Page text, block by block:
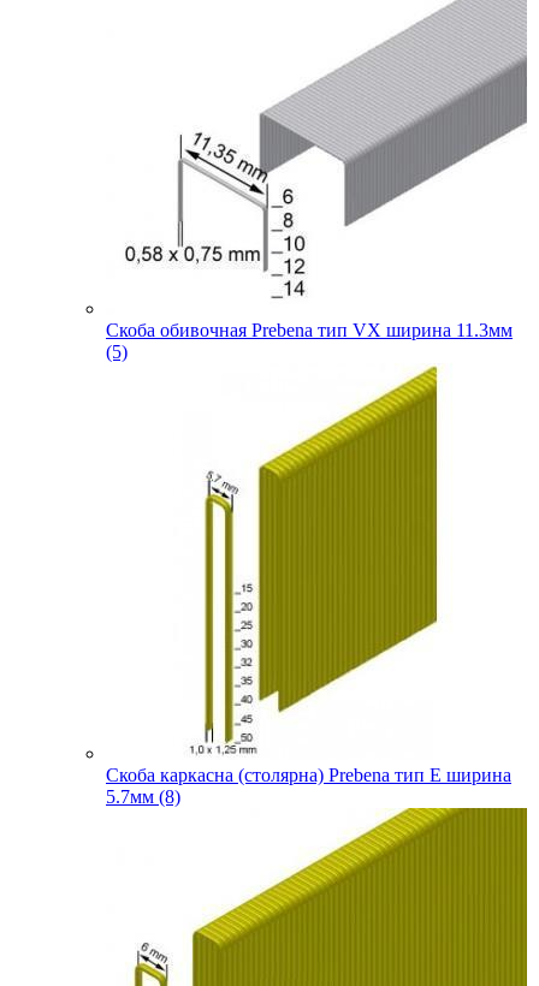
Скоба обивочная Prebena тип VX ширина 11.3мм
(5)
Скоба каркасна (столярна) Prebena тип E ширина
5.7мм (8)